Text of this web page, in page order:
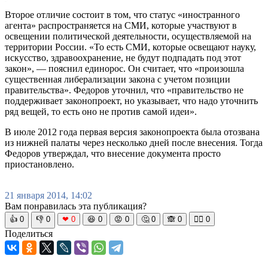
Второе отличие состоит в том, что статус «иностранного
агента» распространяется на СМИ, которые участвуют в
освещении политической деятельности, осуществляемой на
территории России. «То есть СМИ, которые освещают науку,
искусство, здравоохранение, не будут подпадать под этот
закон», — пояснил единорос. Он считает, что «произошла
существенная либерализации закона с учетом позиции
правительства». Федоров уточнил, что «правительство не
поддерживает законопроект, но указывает, что надо уточнить
ряд вещей, то есть оно не против самой идеи».
В июле 2012 года первая версия законопроекта была отозвана
из нижней палаты через несколько дней после внесения. Тогда
Федоров утверждал, что внесение документа просто
приостановлено.
21 января 2014, 14:02
Вам понравилась эта публикация?
👍 0 👎 0 ❤ 0 😆 0 😡 0 🤔 0 🙈 0 🧘‍♀️ 0
Поделиться